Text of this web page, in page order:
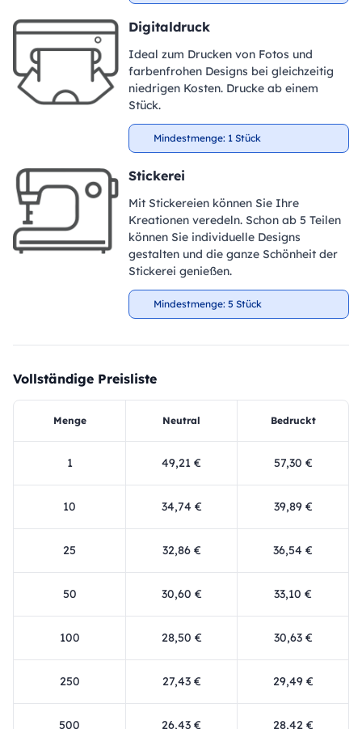
Digitaldruck
Ideal zum Drucken von Fotos und
farbenfrohen Designs bei gleichzeitig
niedrigen Kosten. Drucke ab einem
Stück.
Mindestmenge: 1 Stück
Stickerei
Mit Stickereien können Sie Ihre
Kreationen veredeln. Schon ab 5 Teilen
können Sie individuelle Designs
gestalten und die ganze Schönheit der
Stickerei genießen.
Mindestmenge: 5 Stück
Vollständige Preisliste
Menge Neutral Bedruckt
1 49,21 € 57,30 €
10 34,74 € 39,89 €
25 32,86 € 36,54 €
50 30,60 € 33,10 €
100 28,50 € 30,63 €
250 27,43 € 29,49 €
500 26,43 € 28,42 €